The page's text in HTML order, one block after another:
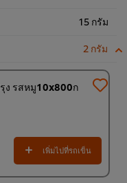
15 กรัม
2 กรัม
ง รสหมู10x800ก
เพิ่มไปที่รถเข็น